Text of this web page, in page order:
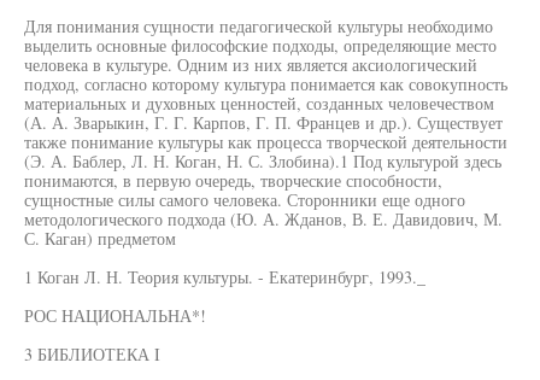
Для понимания сущности педагогической культуры необходимо
выделить основные философские подходы, определяющие место
человека в культуре. Одним из них является аксиологический
подход, согласно которому культура понимается как совокупность
материальных и духовных ценностей, созданных человечеством
(А. А. Зварыкин, Г. Г. Карпов, Г. П. Францев и др.). Существует
также понимание культуры как процесса творческой деятельности
(Э. А. Баблер, Л. Н. Коган, Н. С. Злобина).1 Под культурой здесь
понимаются, в первую очередь, творческие способности,
сущностные силы самого человека. Сторонники еще одного
методологического подхода (Ю. А. Жданов, В. Е. Давидович, М.
С. Каган) предметом
1 Коган Л. Н. Теория культуры. - Екатеринбург, 1993._
РОС НАЦИОНАЛЬНА*!
3 БИБЛИОТЕКА I